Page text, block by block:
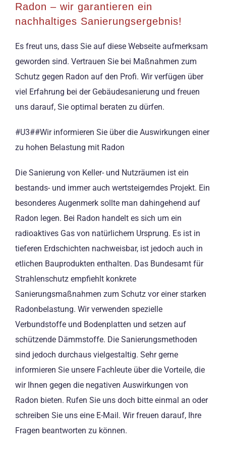
Radon – wir garantieren ein
nachhaltiges Sanierungsergebnis!
Es freut uns, dass Sie auf diese Webseite aufmerksam
geworden sind. Vertrauen Sie bei Maßnahmen zum
Schutz gegen Radon auf den Profi. Wir verfügen über
viel Erfahrung bei der Gebäudesanierung und freuen
uns darauf, Sie optimal beraten zu dürfen.
#U3##Wir informieren Sie über die Auswirkungen einer
zu hohen Belastung mit Radon
Die Sanierung von Keller- und Nutzräumen ist ein
bestands- und immer auch wertsteigerndes Projekt. Ein
besonderes Augenmerk sollte man dahingehend auf
Radon legen. Bei Radon handelt es sich um ein
radioaktives Gas von natürlichem Ursprung. Es ist in
tieferen Erdschichten nachweisbar, ist jedoch auch in
etlichen Bauprodukten enthalten. Das Bundesamt für
Strahlenschutz empfiehlt konkrete
Sanierungsmaßnahmen zum Schutz vor einer starken
Radonbelastung. Wir verwenden spezielle
Verbundstoffe und Bodenplatten und setzen auf
schützende Dämmstoffe. Die Sanierungsmethoden
sind jedoch durchaus vielgestaltig. Sehr gerne
informieren Sie unsere Fachleute über die Vorteile, die
wir Ihnen gegen die negativen Auswirkungen von
Radon bieten. Rufen Sie uns doch bitte einmal an oder
schreiben Sie uns eine E-Mail. Wir freuen darauf, Ihre
Fragen beantworten zu können.